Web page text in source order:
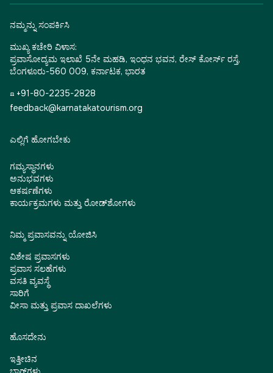
ನಮ್ಮನ್ನು ಸಂಪರ್ಕಿಸಿ
ಮುಖ್ಯ ಕಚೇರಿ ವಿಳಾಸ:
ಪ್ರವಾಸೋದ್ಯಮ ಇಲಾಖೆ 5ನೇ ಮಹಡಿ, ಇಂಧನ ಭವನ, ರೇಸ್ ಕೋರ್ಸ್ ರಸ್ತೆ,
ಬೆಂಗಳೂರು-560 009, ಕರ್ನಾಟಕ, ಭಾರತ
☎ +91-80-2235-2828
feedback@karnatakatourism.org
ಎಲ್ಲಿಗೆ ಹೋಗಬೇಕು
ಗಮ್ಯಸ್ಥಾನಗಳು
ಅನುಭವಗಳು
ಆಕರ್ಷಣೆಗಳು
ಕಾರ್ಯಕ್ರಮಗಳು ಮತ್ತು ರೋಡ್‌ಶೋಗಳು
ನಿಮ್ಮ ಪ್ರವಾಸವನ್ನು ಯೋಜಿಸಿ
ವಿಶೇಷ ಪ್ರವಾಸಗಳು
ಪ್ರವಾಸ ಸಲಹೆಗಳು
ವಸತಿ ವ್ಯವಸ್ಥೆ
ಸಾರಿಗೆ
ವೀಸಾ ಮತ್ತು ಪ್ರವಾಸ ದಾಖಲೆಗಳು
ಹೊಸದೇನು
ಇತ್ತೀಚಿನ